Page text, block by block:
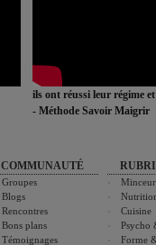
ils ont réussi leur régime
- Méthode Savoir Maigrir
COMMUNAUTÉ
Groupes
Blogs
Rencontres
Bons plans
Témoignages
Minceur
Cuisine
Psycho
Forme